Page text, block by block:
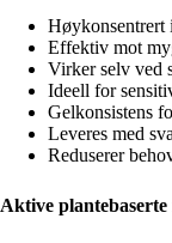
Høykonsentrert
Effektiv mot
Virker selv ved
Ideell for
Gelkonsistens
Leveres med
Reduserer
Aktive